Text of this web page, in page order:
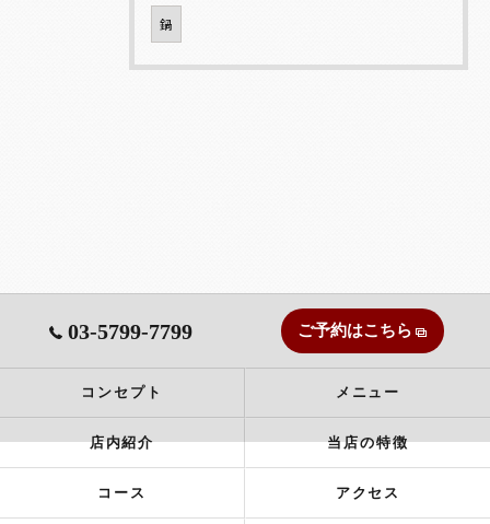
鍋
03-5799-7799 ご予約はこちら
コンセプト メニュー
店内紹介 当店の特徴
コース アクセス